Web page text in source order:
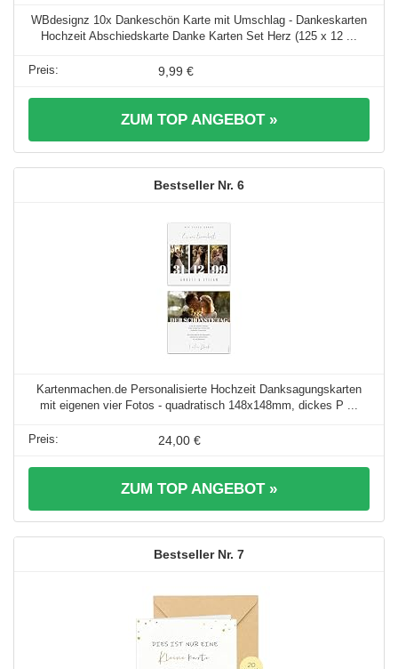
WBdesignz 10x Dankeschön Karte mit Umschlag - Dankeskarten
Hochzeit Abschiedskarte Danke Karten Set Herz (125 x 12 ...
9,99 €
ZUM TOP ANGEBOT »
6
Kartenmachen.de Personalisierte Hochzeit Danksagungskarten
mit eigenen vier Fotos - quadratisch 148x148mm, dickes P ...
24,00 €
ZUM TOP ANGEBOT »
7